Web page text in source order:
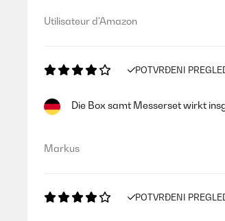
Utilisateur d'Amazon
POTVRĐENI
Die Box samt Messerset wirkt
Markus
POTVRĐENI